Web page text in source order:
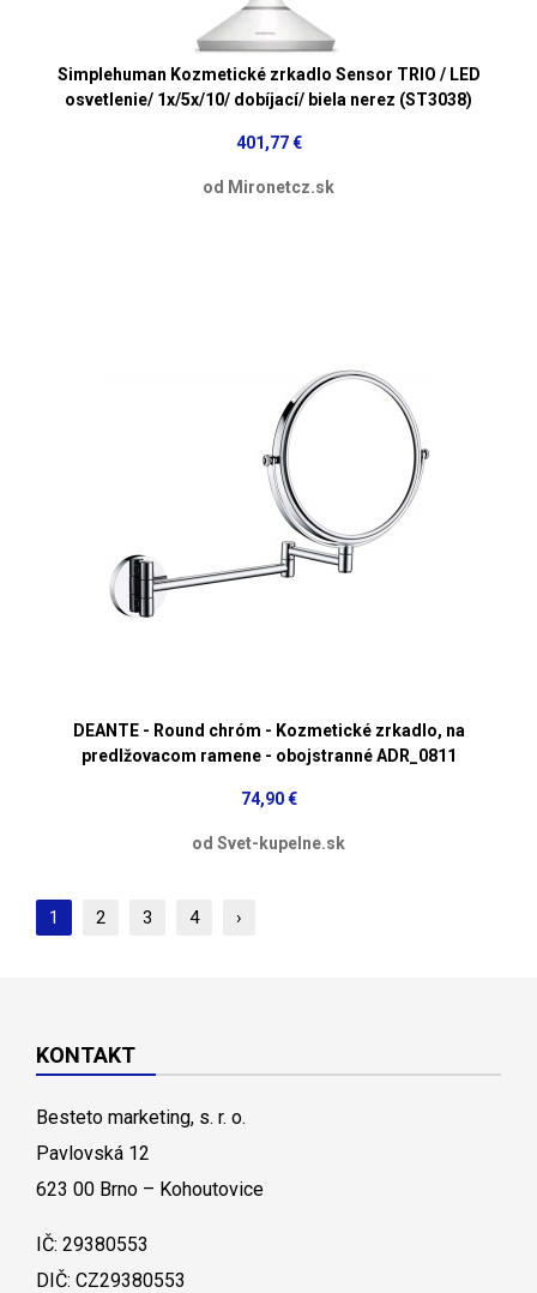
Simplehuman Kozmetické zrkadlo Sensor TRIO / LED
osvetlenie/ 1x/5x/10/ dobíjací/ biela nerez (ST3038)
401,77 €
od Mironetcz.sk
DEANTE - Round chróm - Kozmetické zrkadlo, na
predlžovacom ramene - obojstranné ADR_0811
74,90 €
od Svet-kupelne.sk
1 2 3 4 ›
KONTAKT
Besteto marketing, s. r. o.
Pavlovská 12
623 00 Brno – Kohoutovice
IČ: 29380553
DIČ: CZ29380553